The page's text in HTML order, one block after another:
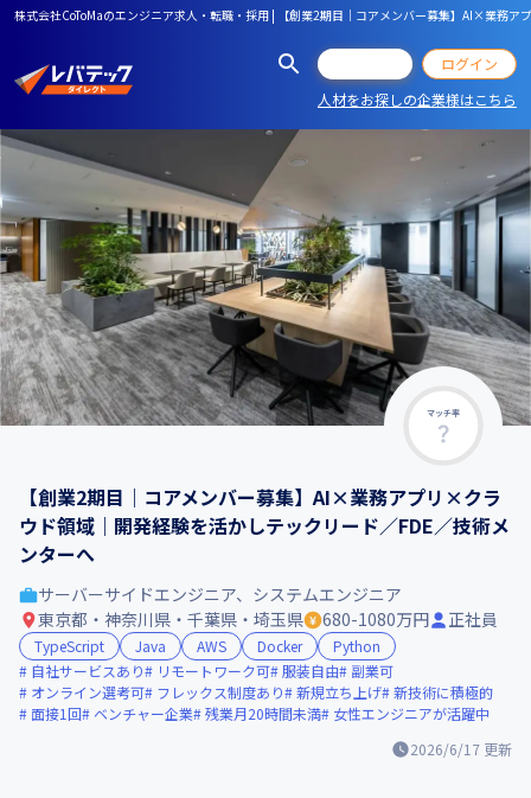
株式会社CoToMaのエンジニア求人・転職・採用 | 【創業2期目｜コアメンバー募集】AI×業務
ログイン
人材をお探しの企業様はこちら
マッチ率
【創業2期目｜コアメンバー募集】AI×業務アプリ×クラ
ウド領域｜開発経験を活かしテックリード／FDE／技術メ
ンターへ
2026/6/17 更新
サーバーサイドエンジニア、システムエンジニア
東京都・神奈川県・千葉県・埼玉県
680-1080万円 正社員
TypeScript Java AWS Docker
Python
自社サービスあり
リモートワーク可 服装自由
副業可
オンライン選考可
フレックス制度あり 新規立ち上げ 新技術に積極的
面接1回
ベンチャー企業 残業月20時間未満 女性エンジニアが活躍中